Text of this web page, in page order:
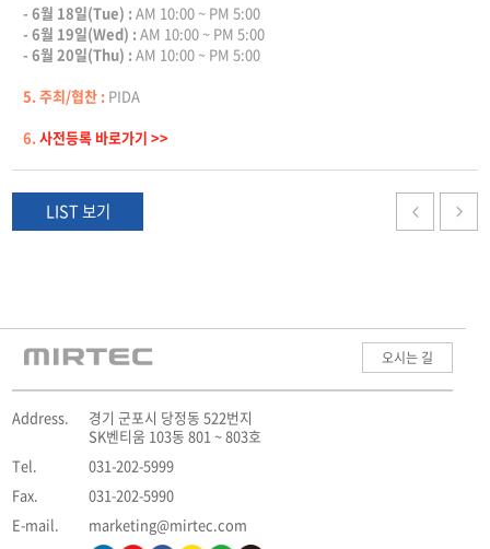
- 6월 18일(Tue) : AM 10:00 ~ PM 5:00
- 6월 19일(Wed) : AM 10:00 ~ PM 5:00
- 6월 20일(Thu) : AM 10:00 ~ PM 5:00
5. 주최/협찬 : PIDA
6.사전등록 바로가기 >>
LIST 보기
오시는 길
Address.
경기 군포시 당정동 522번지
SK벤티움 103동 801 ~ 803호
Tel.
031-202-5999
Fax.
031-202-5990
E-mail.
marketing@mirtec.com